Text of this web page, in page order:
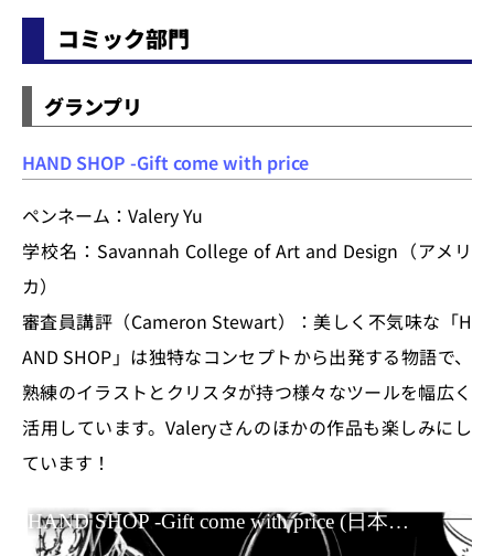
コミック部門
グランプリ
HAND SHOP -Gift come with price
ペンネーム：Valery Yu
学校名：Savannah College of Art and Design（アメリ
カ）
審査員講評（Cameron Stewart）：美しく不気味な「H
AND SHOP」は独特なコンセプトから出発する物語で、
熟練のイラストとクリスタが持つ様々なツールを幅広く
活用しています。Valeryさんのほかの作品も楽しみにし
ています！